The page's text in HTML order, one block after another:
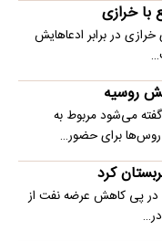
با خرازی
در برابر ادعاهایش
روسیه
می‌شود مربوط به
برای حضور…
کرد
در پی کاهش عرضه نفت از